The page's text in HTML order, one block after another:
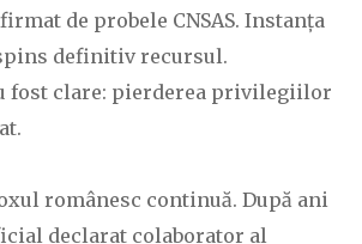
de probele CNSAS. Instanța
definitiv recursul.
fost clare: pierderea privilegiilor
românesc continuă. După ani
declarat colaborator al